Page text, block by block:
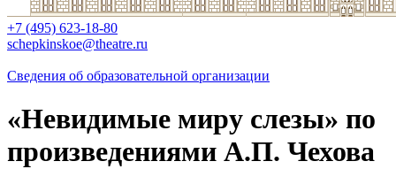
+7 (495) 623-18-80
schepkinskoe@theatre.ru
Сведения об образовательной организации
«Невидимые миру слезы» по
произведениями А.П. Чехова